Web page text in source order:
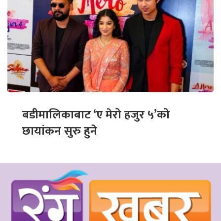
बडीमालिकाबाट ‘ए मेरो हजुर ५’को
छायांकन सुरु हुने